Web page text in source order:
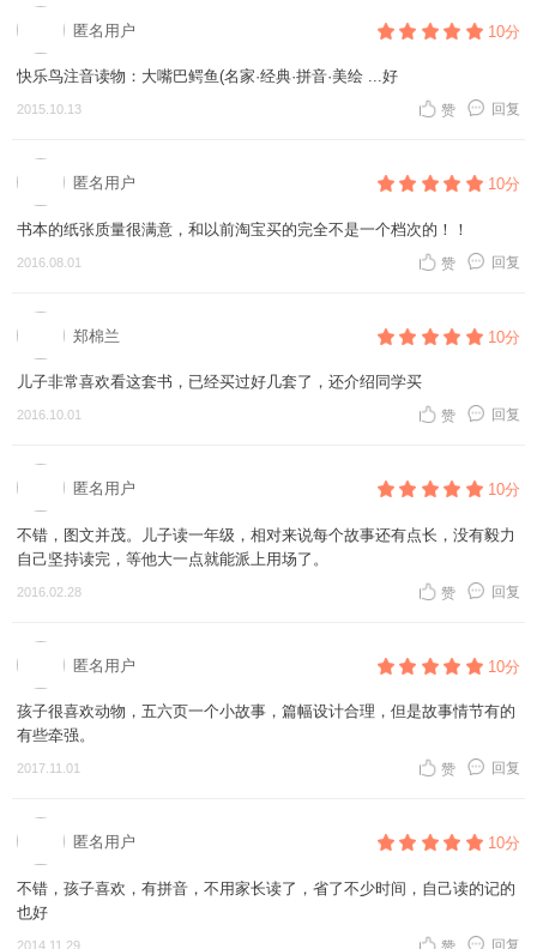
匿名用户 10分
快乐鸟注音读物：大嘴巴鳄鱼(名家·经典·拼音·美绘 ...好
2015.10.13 回复
赞
匿名用户 10分
书本的纸张质量很满意，和以前淘宝买的完全不是一个档次的！！
2016.08.01 回复
赞
郑棉兰 10分
儿子非常喜欢看这套书，已经买过好几套了，还介绍同学买
2016.10.01 回复
赞
匿名用户 10分
不错，图文并茂。儿子读一年级，相对来说每个故事还有点长，没有毅力
自己坚持读完，等他大一点就能派上用场了。
2016.02.28 回复
赞
匿名用户 10分
孩子很喜欢动物，五六页一个小故事，篇幅设计合理，但是故事情节有的
有些牵强。
2017.11.01 回复
赞
匿名用户 10分
不错，孩子喜欢，有拼音，不用家长读了，省了不少时间，自己读的记的
也好
2014.11.29 回复